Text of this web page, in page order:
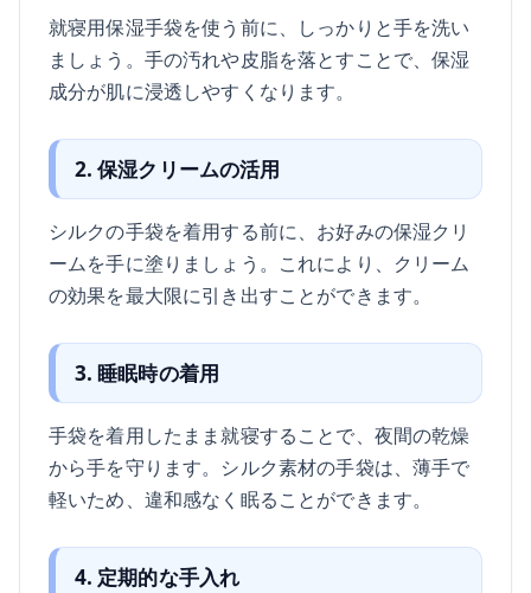
就寝用保湿手袋を使う前に、しっかりと手を洗い
ましょう。手の汚れや皮脂を落とすことで、保湿
成分が肌に浸透しやすくなります。
2. 保湿クリームの活用
シルクの手袋を着用する前に、お好みの保湿クリ
ームを手に塗りましょう。これにより、クリーム
の効果を最大限に引き出すことができます。
3. 睡眠時の着用
手袋を着用したまま就寝することで、夜間の乾燥
から手を守ります。シルク素材の手袋は、薄手で
軽いため、違和感なく眠ることができます。
4. 定期的な手入れ